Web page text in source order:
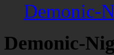
Demonic-
Demonic-